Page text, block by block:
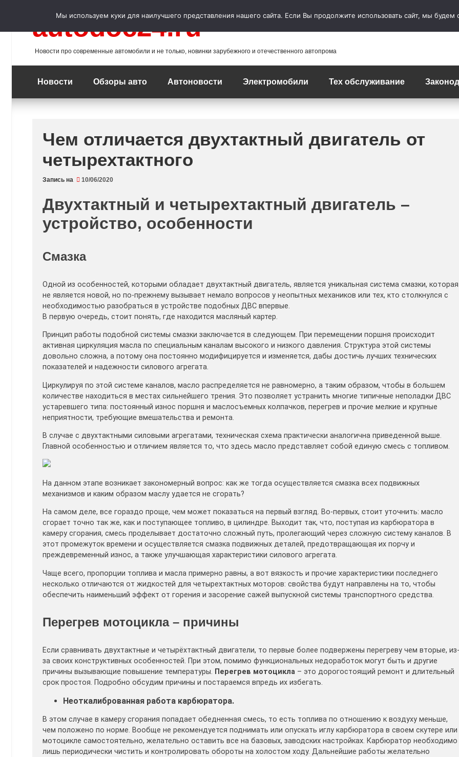
autodoc24.ru
Новости про современные автомобили и не только, новинки зарубежного и отечественного автопрома
Новости Обзоры авто Автоновости Электромобили Тех обслуживание
Чем отличается двухтактный двигатель от
четырехтактного
Запись на 10/06/2020
Двухтактный и четырехтактный двигатель –
устройство, особенности
Смазка
Одной из особенностей, которыми обладает двухтактный двигатель, является уникальная система смазки, которая
не является новой, но по-прежнему вызывает немало вопросов у неопытных механиков или тех, кто столкнулся с
необходимостью разобраться в устройстве подобных ДВС впервые.
В первую очередь, стоит понять, где находится масляный картер.
Принцип работы подобной системы смазки заключается в следующем. При перемещении поршня происходит
активная циркуляция масла по специальным каналам высокого и низкого давления. Структура этой системы
довольно сложна, а потому она постоянно модифицируется и изменяется, дабы достичь лучших технических
показателей и надежности силового агрегата.
Циркулируя по этой системе каналов, масло распределяется не равномерно, а таким образом, чтобы в большем
количестве находиться в местах сильнейшего трения. Это позволяет устранить многие типичные неполадки ДВС
устаревшего типа: постоянный износ поршня и маслосъемных колпачков, перегрев и прочие мелкие и крупные
неприятности, требующие вмешательства и ремонта.
В случае с двухтактными силовыми агрегатами, техническая схема практически аналогична приведенной выше.
Главной особенностью и отличием является то, что здесь масло представляет собой единую смесь с топливом.
На данном этапе возникает закономерный вопрос: как же тогда осуществляется смазка всех подвижных
механизмов и каким образом маслу удается не сгорать?
На самом деле, все гораздо проще, чем может показаться на первый взгляд. Во-первых, стоит уточнить: масло
сгорает точно так же, как и поступающее топливо, в цилиндре. Выходит так, что, поступая из карбюратора в
камеру сгорания, смесь проделывает достаточно сложный путь, пролегающий через сложную систему каналов. В
этот промежуток времени и осуществляется смазка подвижных деталей, предотвращающая их порчу и
преждевременный износ, а также улучшающая характеристики силового агрегата.
Чаще всего, пропорции топлива и масла примерно равны, а вот вязкость и прочие характеристики последнего
несколько отличаются от жидкостей для четырехтактных моторов: свойства будут направлены на то, чтобы
обеспечить наименьший эффект от горения и засорение сажей выпускной системы транспортного средства.
Перегрев мотоцикла – причины
Если сравнивать двухтактные и четырёхтактный двигатели, то первые более подвержены перегреву чем вторые, из-
за своих конструктивных особенностей. При этом, помимо функциональных недоработок могут быть и другие
причины вызывающие повышение температуры. Перегрев мотоцикла – это дорогостоящий ремонт и длительный
срок простоя. Подробно обсудим причины и постараемся впредь их избегать.
Неоткалиброванная работа карбюратора.
В этом случае в камеру сгорания попадает обедненная смесь, то есть топлива по отношению к воздуху меньше,
чем положено по норме. Вообще не рекомендуется поднимать или опускать иглу карбюратора в своем скутере или
мотоцикле самостоятельно, желательно оставить все на базовых, заводских настройках. Карбюратор необходимо
лишь периодически чистить и контролировать обороты на холостом ходу. Дальнейшие работы желательно
Мы используем куки для наилучшего представления нашего сайта. Если Вы продолжите использовать сайт, мы будем